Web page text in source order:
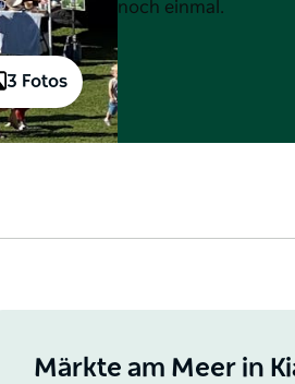
3 Fotos
noch einmal.
Märkte am Meer in